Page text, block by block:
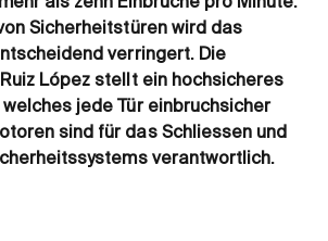
Sicherheitstüren wird das
verringert. Die
López stellt ein hochsicheres
welches jede Tür einbruchsicher
sind für das Schliessen und
verantwortlich.